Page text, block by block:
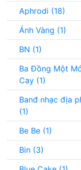
Aphrodi (18)
Ánh Vàng (1)
BN (1)
Ba Đồng Một
Cay (1)
Banđ nhạc địa
(1)
Be Be (1)
Bin (3)